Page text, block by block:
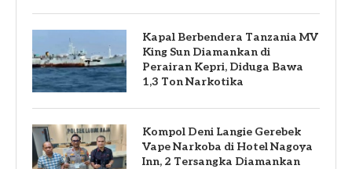
Kapal Berbendera Tanzania MV
King Sun Diamankan di
Perairan Kepri, Diduga Bawa
1,3 Ton Narkotika
Kompol Deni Langie Gerebek
Vape Narkoba di Hotel Nagoya
Inn, 2 Tersangka Diamankan